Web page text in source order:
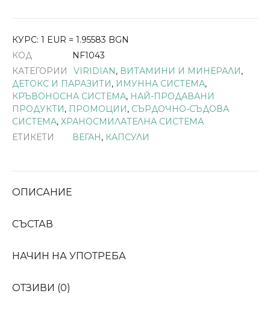
КУРС: 1 EUR = 1.95583 BGN
КОД
NF1043
КАТЕГОРИИ
VIRIDIAN, ВИТАМИНИ И МИНЕРАЛИ,
ДЕТОКС И ПАРАЗИТИ, ИМУННА СИСТЕМА,
КРЪВОНОСНА СИСТЕМА, НАЙ-ПРОДАВАНИ
ПРОДУКТИ, ПРОМОЦИИ, СЪРДОЧНО-СЪДОВА
СИСТЕМА, ХРАНОСМИЛАТЕЛНА СИСТЕМА
ЕТИКЕТИ
ВЕГАН, КАПСУЛИ
ОПИСАНИЕ
СЪСТАВ
НАЧИН НА УПОТРЕБА
ОТЗИВИ (0)